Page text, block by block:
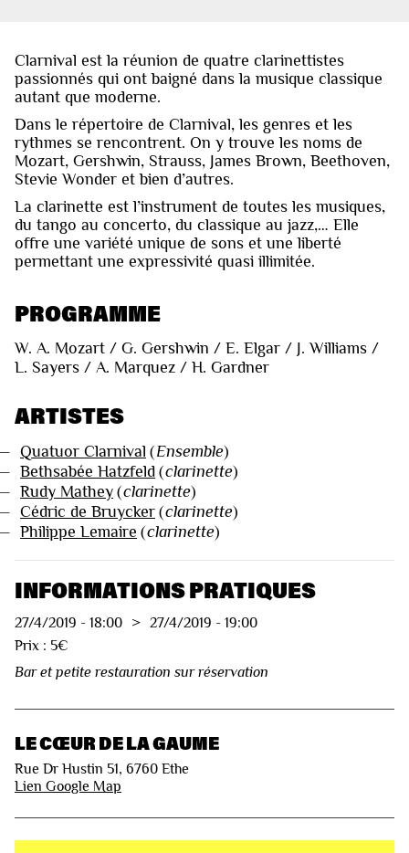
Clarnival est la réunion de quatre clarinettistes
passionnés qui ont baigné dans la musique classique
autant que moderne.
Dans le répertoire de Clarnival, les genres et les
rythmes se rencontrent. On y trouve les noms de
Mozart, Gershwin, Strauss, James Brown, Beethoven,
Stevie Wonder et bien d’autres.
La clarinette est l’instrument de toutes les musiques,
du tango au concerto, du classique au jazz,… Elle
offre une variété unique de sons et une liberté
permettant une expressivité quasi illimitée.
PROGRAMME
W. A. Mozart / G. Gershwin / E. Elgar / J. Williams /
L. Sayers / A. Marquez / H. Gardner
ARTISTES
Quatuor Clarnival (Ensemble)
Bethsabée Hatzfeld (clarinette)
Rudy Mathey (clarinette)
Cédric de Bruycker (clarinette)
Philippe Lemaire (clarinette)
INFORMATIONS PRATIQUES
27/4/2019 - 18:00 > 27/4/2019 - 19:00
Prix : 5€
Bar et petite restauration sur réservation
LE CŒUR DE LA GAUME
Rue Dr Hustin 51, 6760 Ethe
Lien Google Map